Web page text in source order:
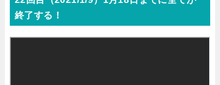
終了する！